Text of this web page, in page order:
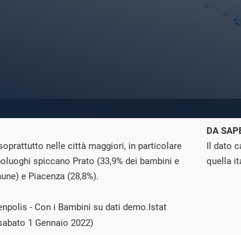
nelle città maggiori, in particolare
spiccano Prato (33,9% dei bambini e
e Piacenza (28,8%).
DA
Il dato
quella
- Con i Bambini su dati demo.Istat
1 Gennaio 2022)